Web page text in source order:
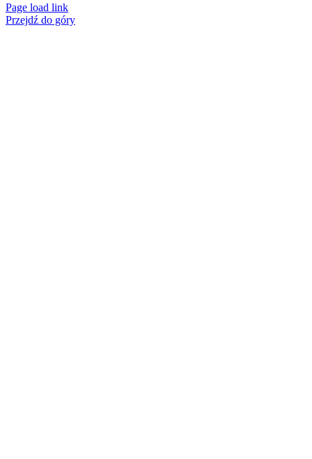
Page load link
Przejdź do góry